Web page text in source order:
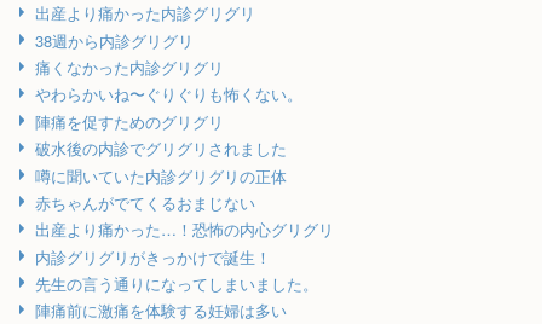
出産より痛かった内診グリグリ
38週から内診グリグリ
痛くなかった内診グリグリ
やわらかいね〜ぐりぐりも怖くない。
陣痛を促すためのグリグリ
破水後の内診でグリグリされました
噂に聞いていた内診グリグリの正体
赤ちゃんがでてくるおまじない
出産より痛かった…！恐怖の内心グリグリ
内診グリグリがきっかけで誕生！
先生の言う通りになってしまいました。
陣痛前に激痛を体験する妊婦は多い